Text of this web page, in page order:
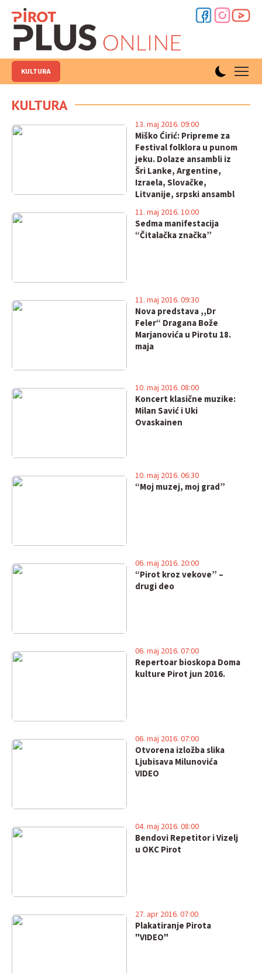
KULTURA
KULTURA
Miško Ćirić: Pripreme za
Festival folklora u punom
jeku. Dolaze ansambli iz
Šri Lanke, Argentine,
Izraela, Slovačke,
Litvanije, srpski ansambl
iz Toronta i Republike
Srpske!!!
13. maj 2016. 09:00
Sedma manifestacija
“Čitalačka značka”
11. maj 2016. 10:00
Nova predstava ,,Dr
Feler“ Dragana Bože
Marjanovića u Pirotu 18.
maja
11. maj 2016. 09:30
Koncert klasične muzike:
Milan Savić i Uki
Ovaskainen
10. maj 2016. 08:00
“Moj muzej, moj grad”
10. maj 2016. 06:30
“Pirot kroz vekove” –
drugi deo
06. maj 2016. 20:00
Repertoar bioskopa Doma
kulture Pirot jun 2016.
06. maj 2016. 07:00
Otvorena izložba slika
Ljubisava Milunovića
VIDEO
06. maj 2016. 07:00
Bendovi Repetitor i Vizelj
u OKC Pirot
04. maj 2016. 08:00
Plakatiranje Pirota
"VIDEO"
27. apr 2016. 07:00